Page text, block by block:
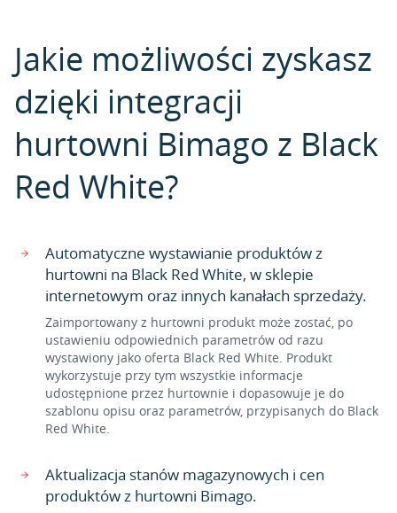
Jakie możliwości zyskasz
dzięki integracji
hurtowni Bimago z Black
Red White?
Automatyczne wystawianie produktów z
hurtowni na Black Red White, w sklepie
internetowym oraz innych kanałach sprzedaży.
Zaimportowany z hurtowni produkt może zostać, po
ustawieniu odpowiednich parametrów od razu
wystawiony jako oferta Black Red White. Produkt
wykorzystuje przy tym wszystkie informacje
udostępnione przez hurtownie i dopasowuje je do
szablonu opisu oraz parametrów, przypisanych do Black
Red White.
Aktualizacja stanów magazynowych i cen
produktów z hurtowni Bimago.